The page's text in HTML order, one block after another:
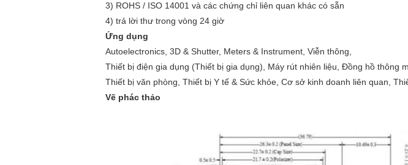
3) ROHS / ISO 14001 và các chứng chỉ liên quan khác có sẵn
4) trả lời thư trong vòng 24 giờ
Ứng dụng
Autoelectronics, 3D & Shutter, Meters & Instrument, Viễn thông,
Thiết bị điện gia dụng (Thiết bị gia dụng), Máy rút nhiên liệu, Đồng hồ thông
Thiết bị văn phòng, Thiết bị Y tế & Sức khỏe, Cơ sở kinh doanh liên quan,
Vẽ phác thảo